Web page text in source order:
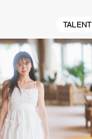
TALENT